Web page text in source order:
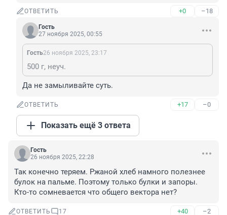
ОТВЕТИТЬ +0 –18
Гость
27 ноября 2025, 00:55
Гость26 ноября 2025, 23:17
500 г, неуч.
Да не замыливайте суть.
ОТВЕТИТЬ +17 –0
Показать ещё 3 ответа
Гость
26 ноября 2025, 22:28
Так конечно теряем. Ржаной хлеб намного полезнее
булок на пальме. Поэтому только булки и запоры.
Кто-то сомневается что общего вектора нет?
ОТВЕТИТЬ 17 +40 –2